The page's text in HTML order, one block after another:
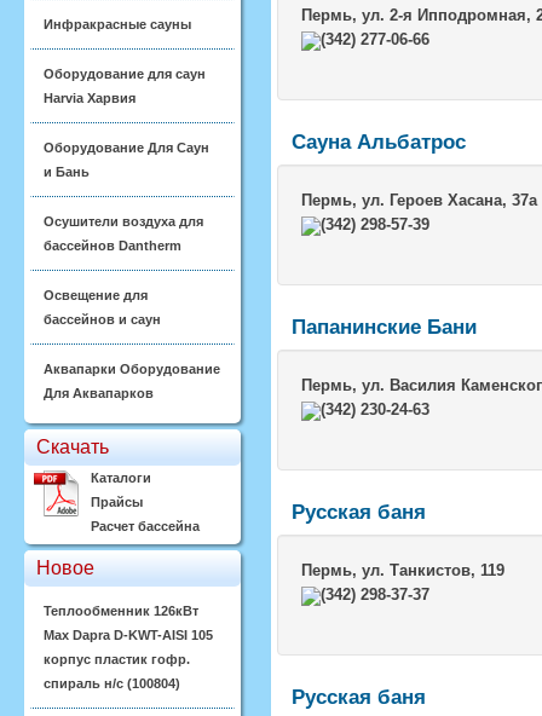
Инфракрасные сауны
Оборудование для саун
Harvia Харвия
Оборудование Для Саун
и Бань
Осушители воздуха для
бассейнов Dantherm
Освещение для
бассейнов и саун
Аквапарки Оборудование
Для Аквапарков
Скачать
Каталоги
Прайсы
Расчет бассейна
Новое
Теплообменник 126кВт
Max Dapra D-KWT-AISI 105
корпус пластик гофр.
спираль н/с (100804)
Пермь, ул. 2-я Ипподромная,
(342) 277-06-66
Сауна Альбатрос
Пермь, ул. Героев Хасана, 37а
(342) 298-57-39
Папанинские Бани
Пермь, ул. Василия
(342) 230-24-63
Русская баня
Пермь, ул. Танкистов, 119
(342) 298-37-37
Русская баня